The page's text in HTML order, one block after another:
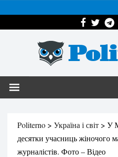
Politerno > Україна і світ > У
десятки учасниць жіночого
журналістів. Фото – Відео